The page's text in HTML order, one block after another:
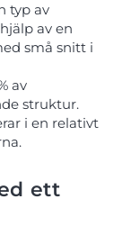
typ av
av en
små snitt i
av
struktur.
i en relativt
ett